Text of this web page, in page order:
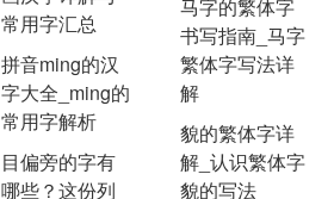
常用字汇总
拼音ming的汉
字大全_ming的
常用字解析
目偏旁的字有
哪些？这份列
马字的繁体字
书写指南_马字
繁体字写法详
解
貌的繁体字详
解_认识繁体字
貌的写法